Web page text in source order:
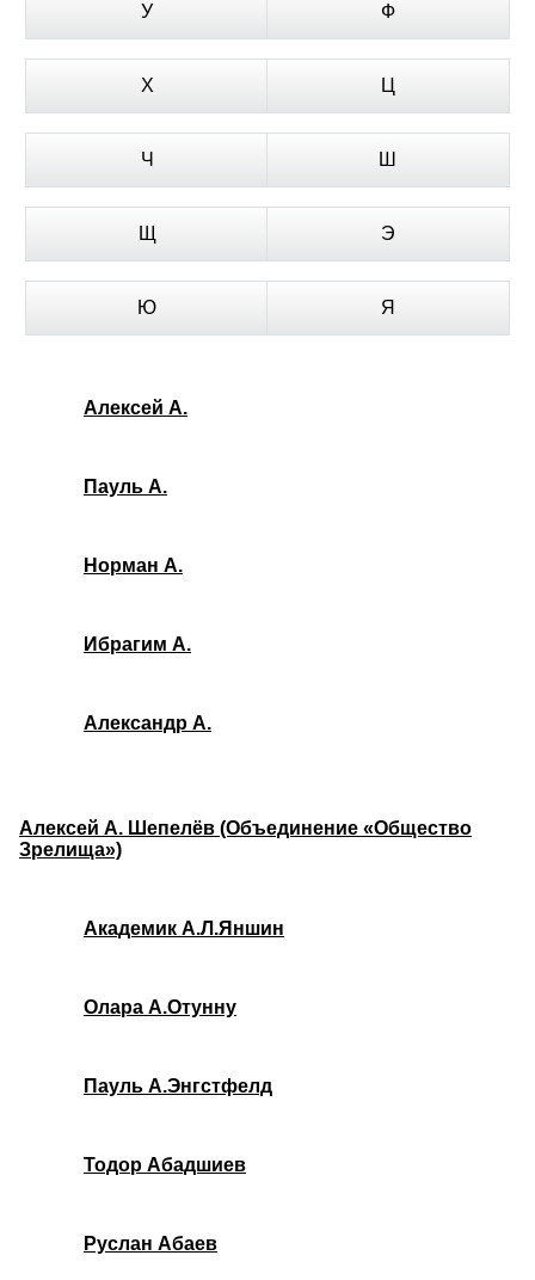
У Ф
Х Ц
Ч Ш
Щ Э
Ю Я
Алексей А.
Пауль А.
Норман А.
Ибрагим А.
Александр А.
Алексей А. Шепелёв (Объединение «Общество
Зрелища»)
Академик А.Л.Яншин
Олара А.Отунну
Пауль А.Энгстфелд
Тодор Абадшиев
Руслан Абаев